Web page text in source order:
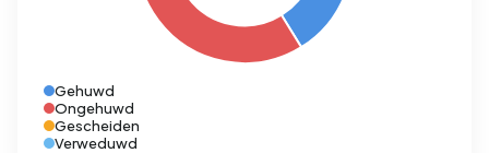
Gehuwd
Ongehuwd
Gescheiden
Verweduwd